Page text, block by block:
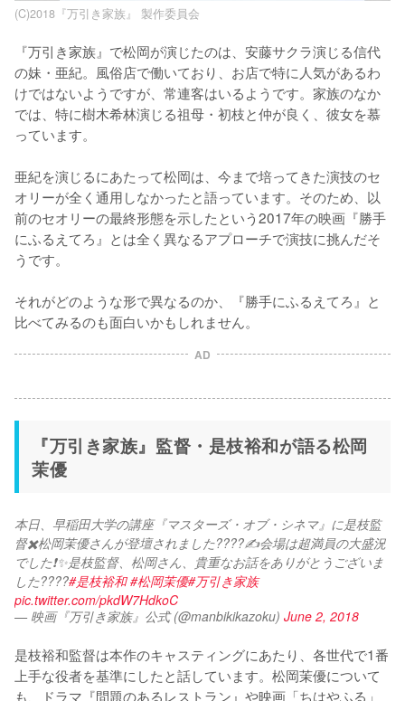
​(C)2018『万引き家族』 製作委員会
『万引き家族』で松岡が演じたのは、安藤サクラ演じる信代
の妹・亜紀。風俗店で働いており、お店で特に人気があるわ
けではないようですが、常連客はいるようです。家族のなか
では、特に樹木希林演じる祖母・初枝と仲が良く、彼女を慕
っています。
亜紀を演じるにあたって松岡は、今まで培ってきた演技のセ
オリーが全く通用しなかったと語っています。そのため、以
前のセオリーの最終形態を示したという2017年の映画『勝手
にふるえてろ』とは全く異なるアプローチで演技に挑んだそ
うです。
それがどのような形で異なるのか、『勝手にふるえてろ』と
比べてみるのも面白いかもしれません。
AD
『万引き家族』監督・是枝裕和が語る松岡
茉優
本日、早稲田大学の講座『マスターズ・オブ・シネマ』に是枝監
督✖️松岡茉優さんが登壇されました????✍️会場は超満員の大盛況
でした❗️✨是枝監督、松岡さん、貴重なお話をありがとうございま
した????#是枝裕和 #松岡茉優#万引き家族
pic.twitter.com/pkdW7HdkoC
— 映画『万引き家族』公式 (@manbikikazoku) June 2, 2018
是枝裕和監督は本作のキャスティングにあたり、各世代で1番
上手な役者を基準にしたと話しています。松岡茉優について
も、ドラマ『問題のあるレストラン』や映画「ちはやふる」